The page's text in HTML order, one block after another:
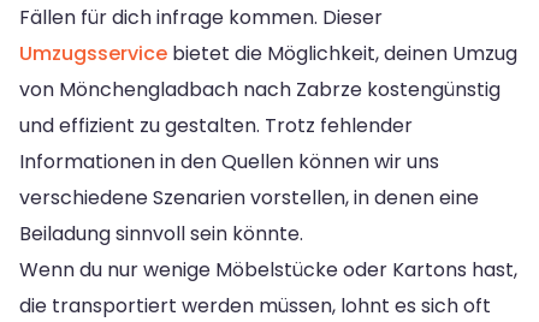
Fällen für dich infrage kommen. Dieser
Umzugsservice bietet die Möglichkeit, deinen Umzug
von Mönchengladbach nach Zabrze kostengünstig
und effizient zu gestalten. Trotz fehlender
Informationen in den Quellen können wir uns
verschiedene Szenarien vorstellen, in denen eine
Beiladung sinnvoll sein könnte.
Wenn du nur wenige Möbelstücke oder Kartons hast,
die transportiert werden müssen, lohnt es sich oft